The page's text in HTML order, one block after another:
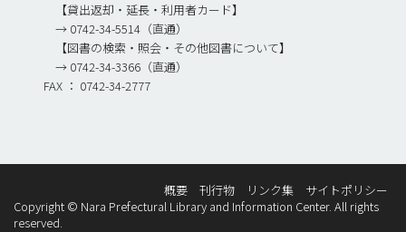
【貸出返却・延長・利用者カード】
→ 0742-34-5514（直通）
【図書の検索・照会・その他図書について】
→ 0742-34-3366（直通）
FAX ： 0742-34-2777
概要 刊行物 リンク集
サイトポリシー
Copyright © Nara Prefectural Library and Information Center. All rights
reserved.